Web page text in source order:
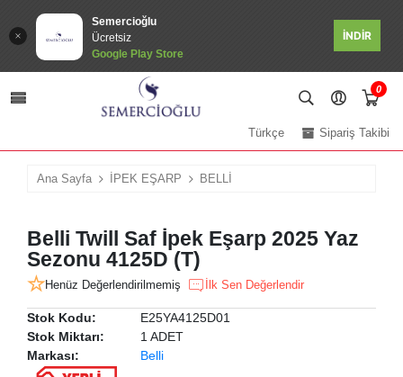
Semercioğlu
Ücretsiz
Google Play Store
İNDİR
0
Sipariş Takibi
Türkçe
Ana Sayfa İPEK EŞARP BELLİ
Belli Twill Saf İpek Eşarp 2025 Yaz
Sezonu 4125D (T)
Henüz Değerlendirilmemiş İlk Sen Değerlendir
Stok Kodu:
E25YA4125D01
Stok Miktarı:
1 ADET
Markası:
Belli